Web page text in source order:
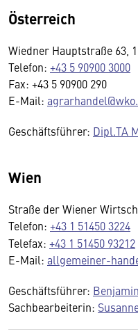
Österreich
Wiedner Hauptstraße 63,
Telefon: +43 5 90900 3000
Fax: +43 5 90900 290
E-Mail:
Geschäftsführer: Dipl.TA
Wien
Straße der Wiener
Telefon: +43 1 51450 3224
Telefax: +43 1 51450 93212
E-Mail: allgemeiner-
Geschäftsführer:
Sachbearbeiterin: